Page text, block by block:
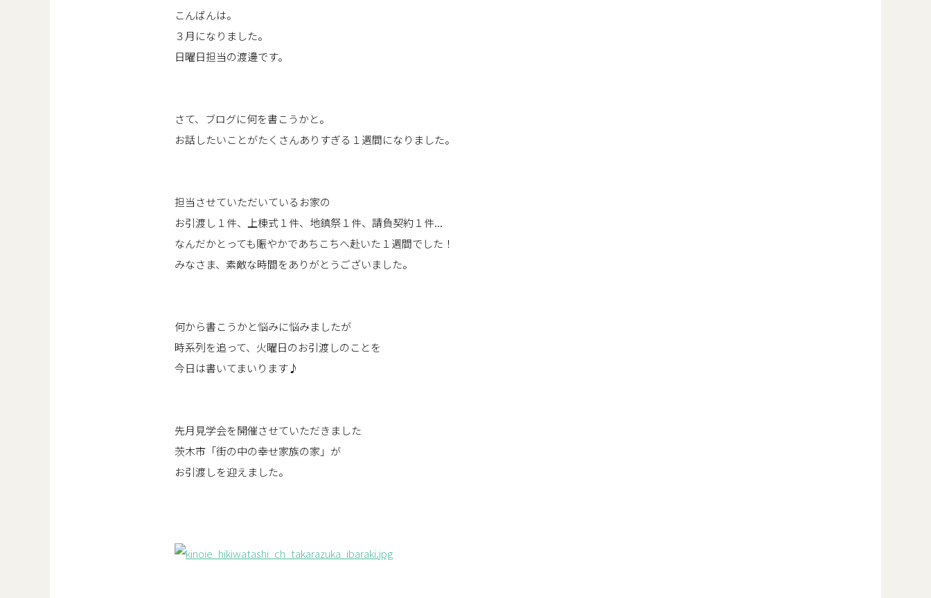
こんばんは。
３月になりました。
日曜日担当の渡邊です。
さて、ブログに何を書こうかと。
お話したいことがたくさんありすぎる１週間になりました。
担当させていただいているお家の
お引渡し１件、上棟式１件、地鎮祭１件、請負契約１件...
なんだかとっても賑やかであちこちへ赴いた１週間でした！
みなさま、素敵な時間をありがとうございました。
何から書こうかと悩みに悩みましたが
時系列を追って、火曜日のお引渡しのことを
今日は書いてまいります♪
先月見学会を開催させていただきました
茨木市「街の中の幸せ家族の家」が
お引渡しを迎えました。